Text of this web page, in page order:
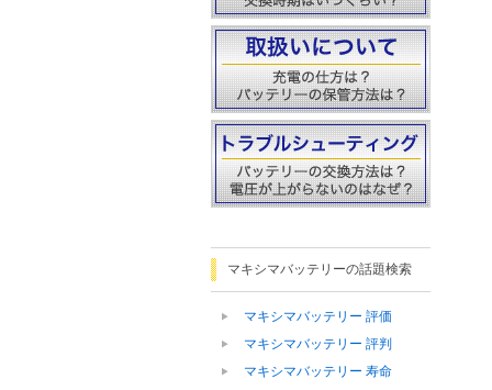
マキシマバッテリーの話題検索
マキシマバッテリー 評価
マキシマバッテリー 評判
マキシマバッテリー 寿命